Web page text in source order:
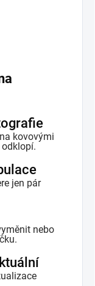
kovovými
jen pár
nebo